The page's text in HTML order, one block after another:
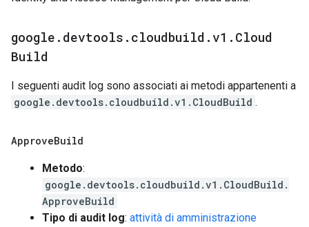
google . devtools . cloudbuild . v1 . Cloud
Build
I seguenti audit log sono associati ai metodi appartenenti a
google.devtools.cloudbuild.v1.CloudBuild .
ApproveBuild
Metodo:
google.devtools.cloudbuild.v1.CloudBuild.
ApproveBuild
Tipo di audit log: attività di amministrazione